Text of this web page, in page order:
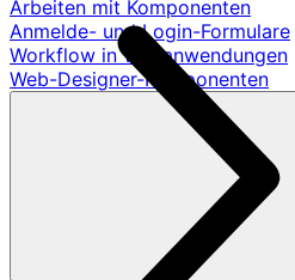
Arbeiten mit Komponenten
Anmelde- und Login-Formulare
Workflow in Webanwendungen
Web-Designer-Komponenten